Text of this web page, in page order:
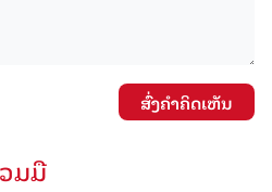
ສົ່ງຄໍາຄິດເຫັນ
ມມື